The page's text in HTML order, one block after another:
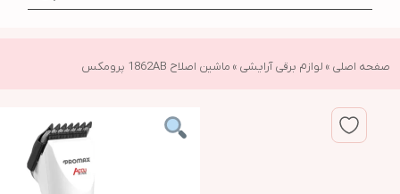
صفحه اصلی » لوازم برقی آرایشی » ماشین اصلاح 1862AB پرومکس